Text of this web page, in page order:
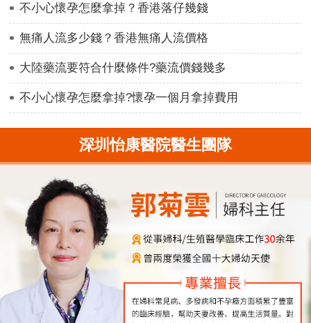
不小心懷孕怎麼拿掉？香港落仔幾錢
無痛人流多少錢？香港無痛人流價格
大陸藥流要符合什麼條件?藥流價錢幾多
不小心懷孕怎麼拿掉?懷孕一個月拿掉費用
深圳怡康醫院醫生團隊